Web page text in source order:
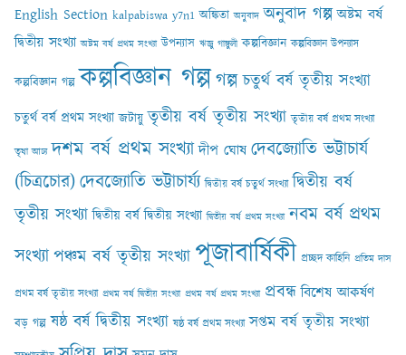
English Section kalpabiswa y7n1 অঙ্কিতা অনুবাদ অনুবাদ গল্প অষ্টম বর্ষ
দ্বিতীয় সংখ্যা অষ্টম বর্ষ প্রথম সংখ্যা উপন্যাস ঋজু গাঙ্গুলী কল্পবিজ্ঞান কল্পবিজ্ঞান উপন্যাস
কল্পবিজ্ঞান গল্প কল্পবিজ্ঞান গল্পগল্প চতুর্থ বর্ষ তৃতীয় সংখ্যা
চতুর্থ বর্ষ প্রথম সংখ্যা জটায়ু তৃতীয় বর্ষ তৃতীয় সংখ্যা তৃতীয় বর্ষ প্রথম সংখ্যা
তৃষা আঢ‍্য দশম বর্ষ প্রথম সংখ্যা দীপ ঘোষ দেবজ্যোতি ভট্টাচার্য
(চিত্রচোর)দেবজ্যোতি ভট্টাচার্য্য দ্বিতীয় বর্ষ চতুর্থ সংখ্যা দ্বিতীয় বর্ষ
তৃতীয় সংখ্যা দ্বিতীয় বর্ষ দ্বিতীয় সংখ্যা দ্বিতীয় বর্ষ প্রথম সংখ্যা নবম বর্ষ প্রথম
সংখ্যাপঞ্চম বর্ষ তৃতীয় সংখ্যা পূজাবার্ষিকী প্রচ্ছদ কাহিনি প্রতিম দাস
প্রথম বর্ষ তৃতীয় সংখ্যা প্রথম বর্ষ দ্বিতীয় সংখ্যা প্রথম বর্ষ প্রথম সংখ্যা প্রবন্ধ বিশেষ আকর্ষণ
বড় গল্প ষষ্ঠ বর্ষ দ্বিতীয় সংখ্যা ষষ্ঠ বর্ষ প্রথম সংখ্যা সপ্তম বর্ষ তৃতীয় সংখ্যা